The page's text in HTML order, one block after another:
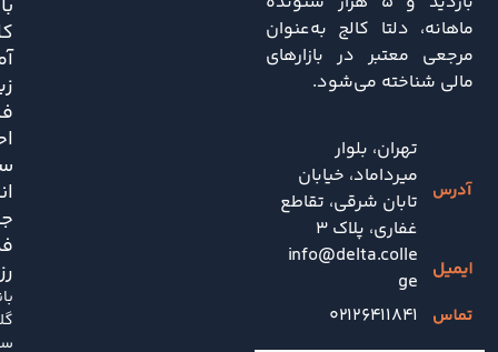
ماهانه، دلتا کالج به‌عنوان
مرجعی معتبر در بازارهای
مالی شناخته می‌شود.
تهران، بلوار
میرداماد، خیابان
تابان شرقی، تقاطع
غفاری، پلاک 3
info@delta.colle
ge
۰۲۱۲۶۴۱۱۸۴۱